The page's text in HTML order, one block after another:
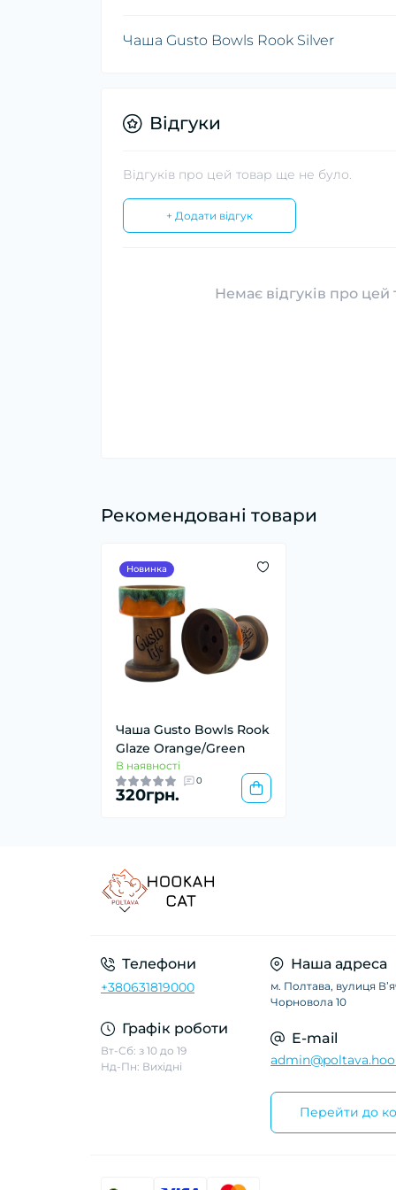
Чаша Gusto Bowls Rook Silver
Відгуки
Відгуків про цей товар ще не було.
+ Додати відгук
Немає відгуків про цей
Рекомендовані товари
Новинка
Чаша Gusto Bowls Rook
Glaze Orange/Green
В наявності
0
320грн.
Телефони
+380631819000
Графік роботи
Вт-Сб: з 10 до 19
Нд-Пн: Вихідні
Наша адреса
м. Полтава, вулиця
Чорновола 10
E-mail
Перейти до